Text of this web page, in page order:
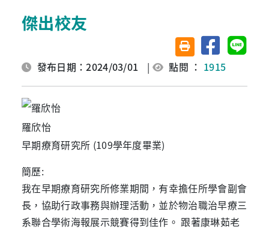
傑出校友
友善列印(另開視窗)
分享至臉書分享
發布日期：2024/03/01 | 點閱 ： 1915
羅欣怡
早期療育研究所 (109學年度畢業)
簡歷:
我在早期療育研究所修業期間，有幸擔任所學會副會
長，協助行政事務與辦理活動，並於物治職治早療三
系聯合學術海報展示競賽得到佳作。 跟著康琳茹老